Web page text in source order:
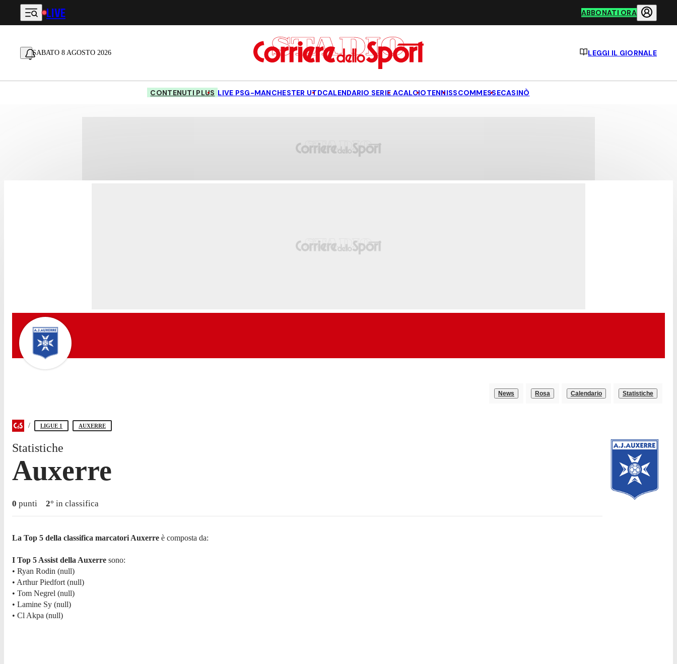
Vai al contenuto principale
LIVE ABBONATI ORA
SABATO 8 AGOSTO 2026 LEGGI IL GIORNALE
CONTENUTI PLUS LIVE PSG-MANCHESTER UTDCALENDARIO SERIE ACALCIOTENNISSCOMMESSECASINÒ
News Rosa Calendario Statistiche
LIGUE 1 AUXERRE
Statistiche
Auxerre
0 punti 2° in classifica
La Top 5 della classifica marcatori Auxerre è composta da:
I Top 5 Assist della Auxerre sono:
• Ryan Rodin (null)
• Arthur Piedfort (null)
• Tom Negrel (null)
• Lamine Sy (null)
• Cl Akpa (null)